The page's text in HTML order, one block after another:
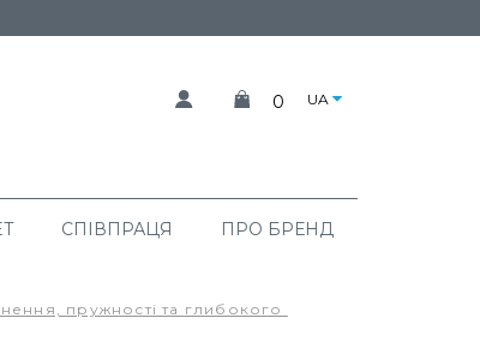
0 UA
СПІВПРАЦЯ ПРО БРЕНД
пружності та глибокого